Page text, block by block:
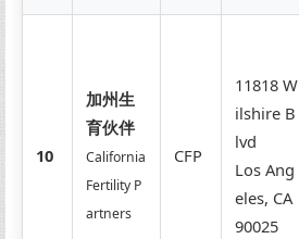
10
加州生
育伙伴
California
Fertility P
artners
CFP
11818 W
ilshire B
lvd
Los Ang
eles, CA
90025